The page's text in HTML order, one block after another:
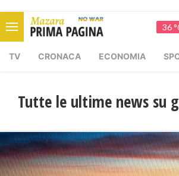
36
TV CRONACA ECONOMIA
Tutte le ultime news su